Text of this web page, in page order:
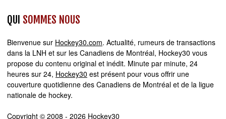
QUI SOMMES NOUS
Bienvenue sur Hockey30.com. Actualité, rumeurs de transactions
dans la LNH et sur les Canadiens de Montréal, Hockey30 vous
propose du contenu original et inédit. Minute par minute, 24
heures sur 24, Hockey30 est présent pour vous offrir une
couverture quotidienne des Canadiens de Montréal et de la ligue
nationale de hockey.
Copyright © 2008 - 2026 Hockey30